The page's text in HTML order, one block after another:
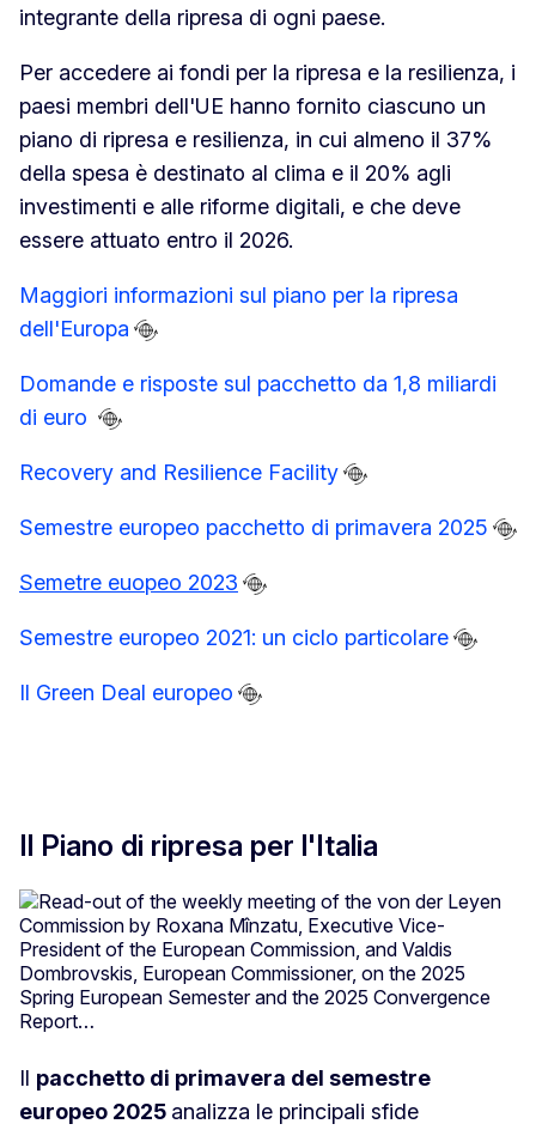
integrante della ripresa di ogni paese.
Per accedere ai fondi per la ripresa e la resilienza, i
paesi membri dell'UE hanno fornito ciascuno un
piano di ripresa e resilienza, in cui almeno il 37%
della spesa è destinato al clima e il 20% agli
investimenti e alle riforme digitali, e che deve
essere attuato entro il 2026.
Maggiori informazioni sul piano per la ripresa
dell'Europa
Domande e risposte sul pacchetto da 1,8 miliardi
di euro
Recovery and Resilience Facility
Semestre europeo pacchetto di primavera 2025
Semetre euopeo 2023
Semestre europeo 2021: un ciclo particolare
Il Green Deal europeo
Il Piano di ripresa per l'Italia
Il pacchetto di primavera del semestre
europeo 2025 analizza le principali sfide